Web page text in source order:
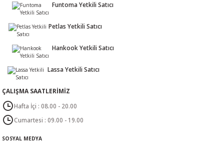
Funtoma Yetkili Satıcı
Petlas Yetkili Satıcı
Hankook Yetkili Satıcı
Lassa Yetkili Satıcı
ÇALIŞMA SAATLERİMİZ
Hafta İçi : 08.00 - 20.00
Cumartesi : 09.00 - 19.00
SOSYAL MEDYA